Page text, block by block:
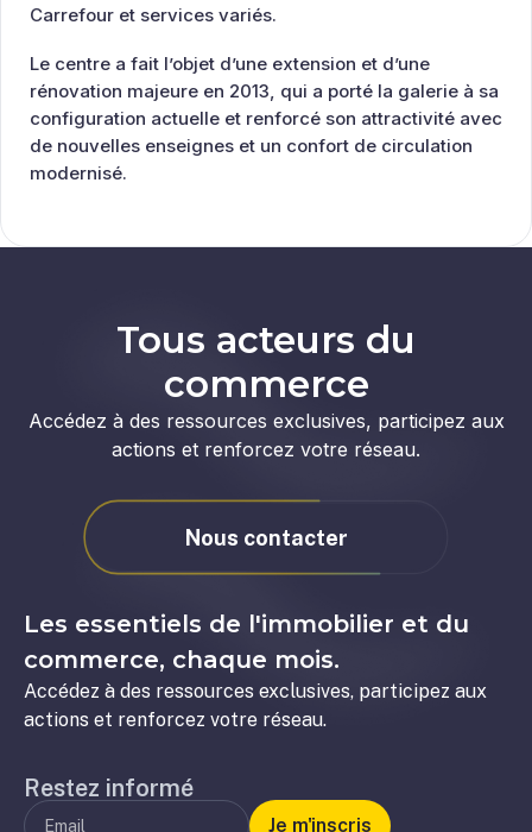
Carrefour et services variés.
Le centre a fait l’objet d’une extension et d’une
rénovation majeure en 2013, qui a porté la galerie à sa
configuration actuelle et renforcé son attractivité avec
de nouvelles enseignes et un confort de circulation
modernisé.
Tous acteurs du
commerce
Accédez à des ressources exclusives, participez aux
actions et renforcez votre réseau.
Nous contacter
Les essentiels de l'immobilier et du
commerce, chaque mois.
Accédez à des ressources exclusives, participez aux
actions et renforcez votre réseau.
Restez informé